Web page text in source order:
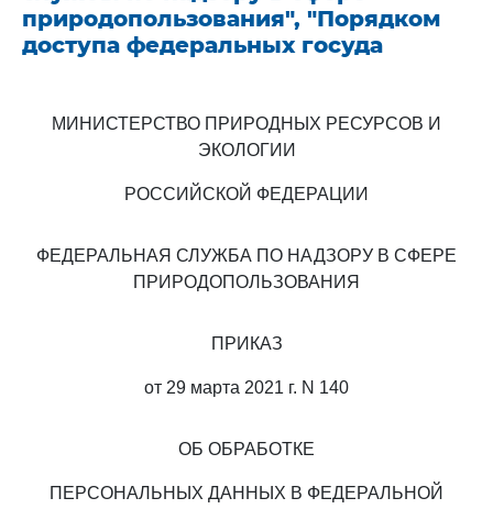
природопользования", "Порядком
доступа федеральных госуда
МИНИСТЕРСТВО ПРИРОДНЫХ РЕСУРСОВ И
ЭКОЛОГИИ
РОССИЙСКОЙ ФЕДЕРАЦИИ
ФЕДЕРАЛЬНАЯ СЛУЖБА ПО НАДЗОРУ В СФЕРЕ
ПРИРОДОПОЛЬЗОВАНИЯ
ПРИКАЗ
от 29 марта 2021 г. N 140
ОБ ОБРАБОТКЕ
ПЕРСОНАЛЬНЫХ ДАННЫХ В ФЕДЕРАЛЬНОЙ